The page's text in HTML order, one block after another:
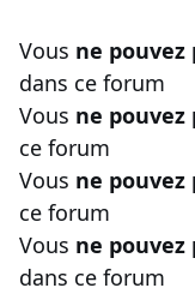
Vous ne pouvez
dans ce forum
Vous ne pouvez
ce forum
Vous ne pouvez
ce forum
Vous ne pouvez
dans ce forum